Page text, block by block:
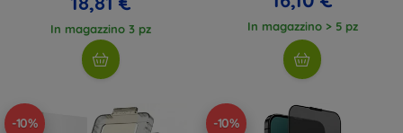
In magazzino 3 pz In magazzino > 5 pz
-10% -10%